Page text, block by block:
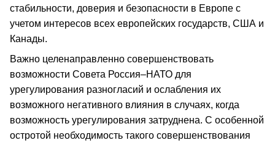
стабильности, доверия и безопасности в Европе с
учетом интересов всех европейских государств, США и
Канады.
Важно целенаправленно совершенствовать
возможности Совета Россия–НАТО для
урегулирования разногласий и ослабления их
возможного негативного влияния в случаях, когда
возможность урегулирования затруднена. С особенной
остротой необходимость такого совершенствования